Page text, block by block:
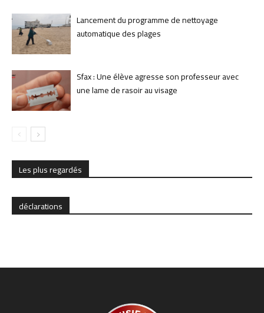
Lancement du programme de nettoyage
automatique des plages
Sfax : Une élève agresse son professeur avec
une lame de rasoir au visage
Les plus regardés
déclarations